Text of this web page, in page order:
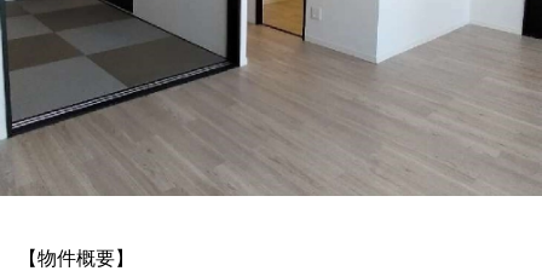
【物件概要】